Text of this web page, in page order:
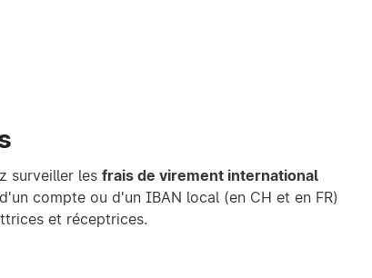
surveiller les frais de virement international
compte ou d'un IBAN local (en CH et en FR)
et réceptrices.